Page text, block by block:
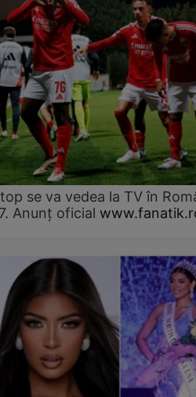
se va vedea la TV în
Anunț oficial